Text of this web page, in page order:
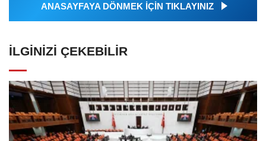
ANASAYFAYA DÖNMEK İÇİN TIKLAYINIZ
İLGINIZI ÇEKEBILIR